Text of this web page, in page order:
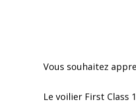
Vous souhaitez
Le voilier First Class